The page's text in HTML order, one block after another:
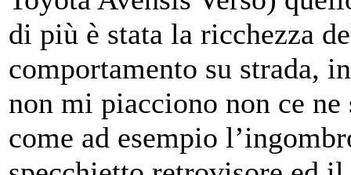
di più è stata la ricchezza
comportamento su strada,
non mi piacciono non ce
come ad esempio